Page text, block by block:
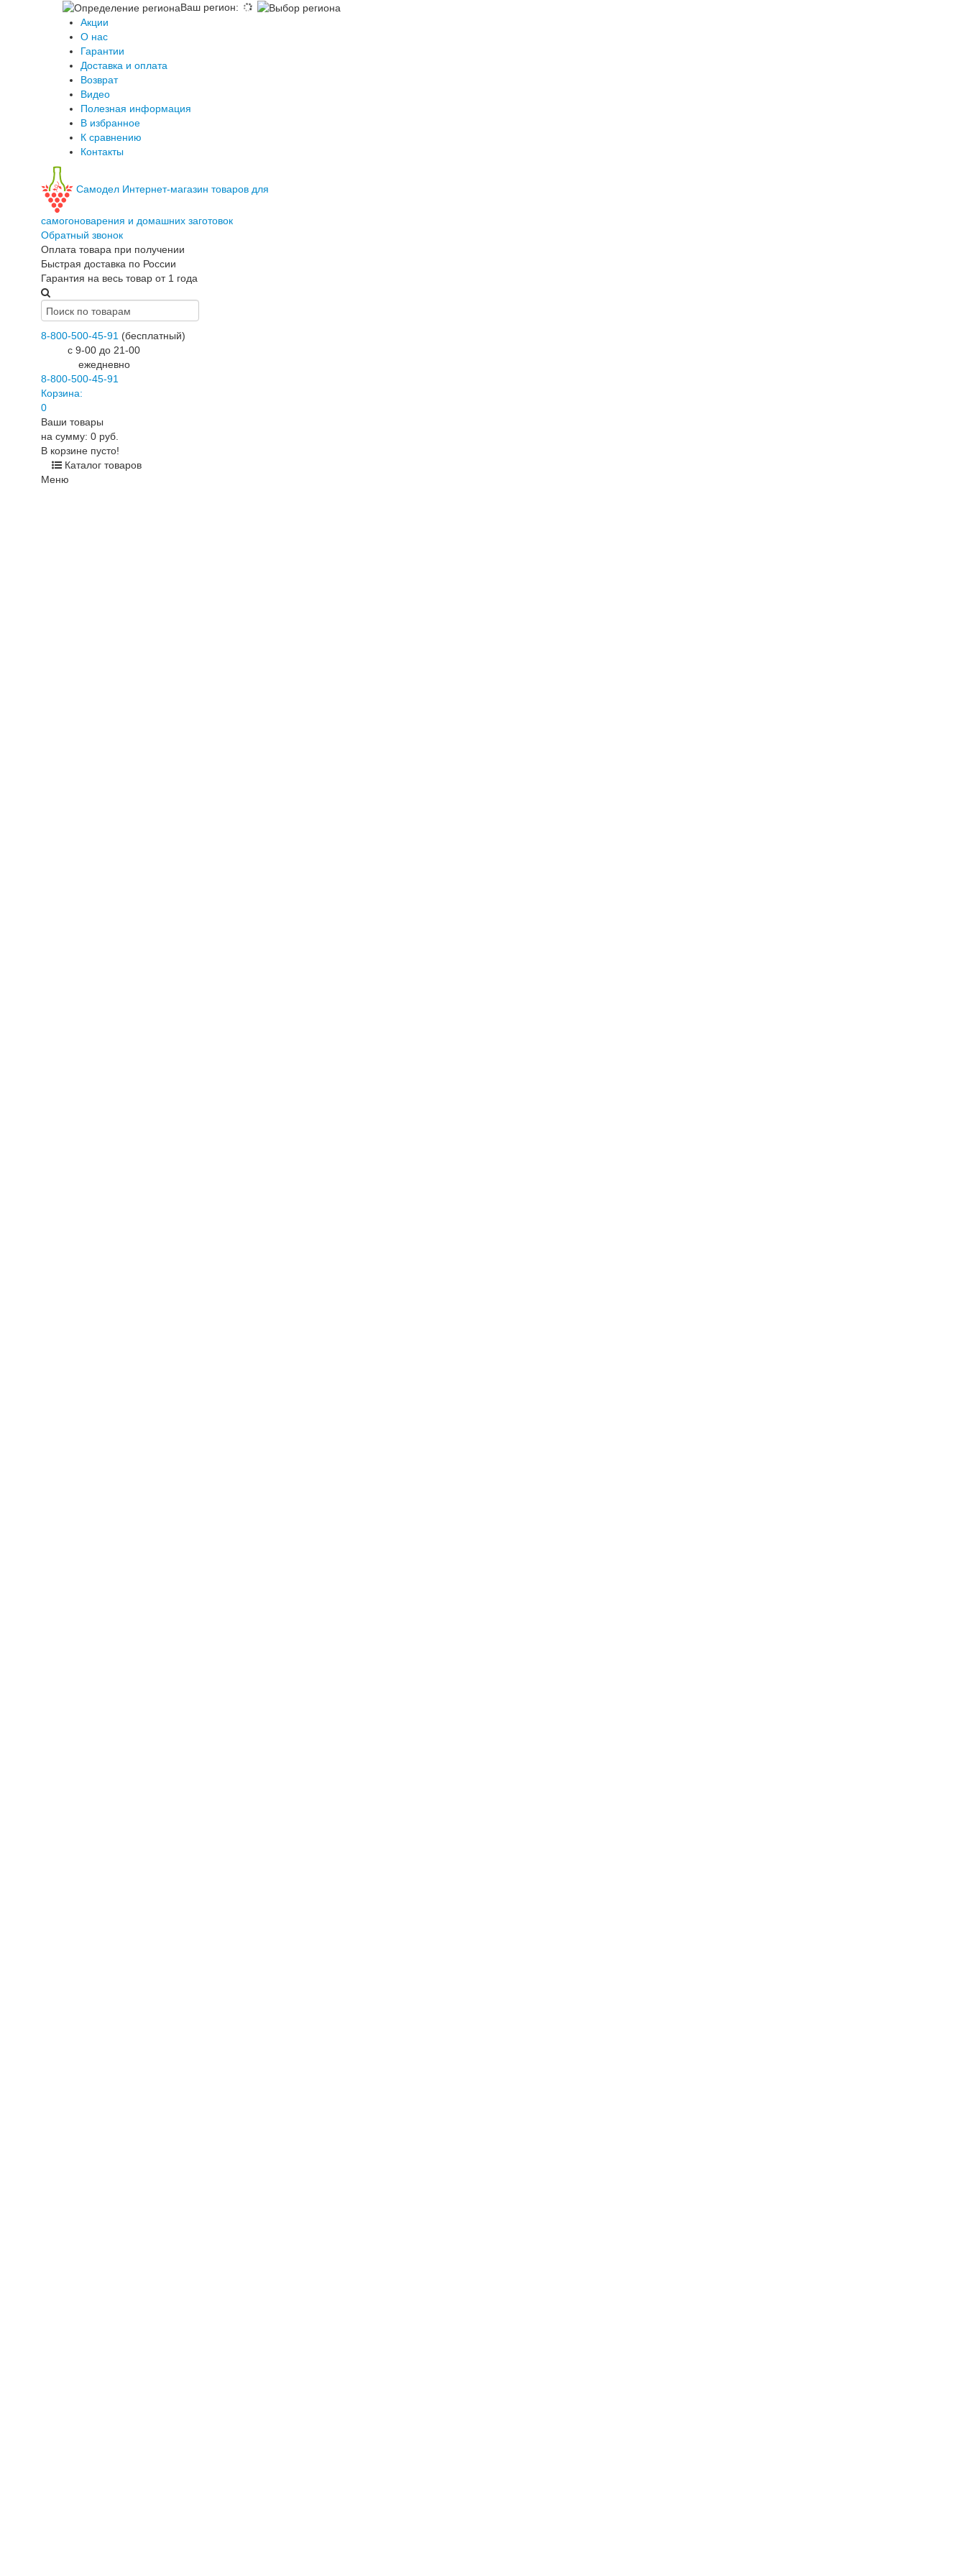
Ваш регион:
Акции
О нас
Гарантии
Доставка и оплата
Возврат
Видео
Полезная информация
В избранное
К сравнению
Контакты
Самодел Интернет-магазин товаров для
самогоноварения и домашних заготовок
Обратный звонок
Оплата товара при получении
Быстрая доставка по России
Гарантия на весь товар от 1 года
8-800-500-45-91 (бесплатный)
c 9-00 до 21-00
ежедневно
8-800-500-45-91
Корзина:
0
Ваши товары
на сумму: 0 руб.
В корзине пусто!
Каталог товаров
Меню